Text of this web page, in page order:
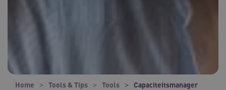
Home Tools & Tips Tools Capaciteitsmanager